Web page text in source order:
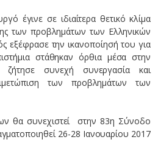
έγινε σε ιδιαίτερα θετικό κλίμα
των προβλημάτων των Ελληνικών
εξέφρασε την ικανοποίησή του για
στάθηκαν όρθια μέσα στην
ζήτησε συνεχή συνεργασία και
των προβλημάτων των
θα συνεχιστεί στην 83η Σύνοδο
26-28 Ιανουαρίου 2017